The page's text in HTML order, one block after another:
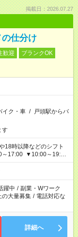
掲載日：2026.07.27
仕分け
歓迎
ブランクOK
イク・車 / 戸頭駅からバ
す
18時以降などのシフト
17:00 ▼10:00～19:00
躍中 / 副業・Wワーク
の大量募集 / 電話対応な
詳細へ